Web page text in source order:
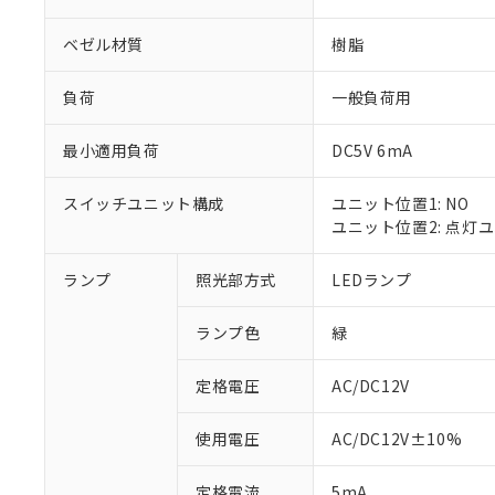
ベゼル材質 樹脂
負荷 一般負荷用
最小適用負荷 DC5V 6mA
スイッチユニット構成
ユニット位置1: NO
ユニット位置2: 点灯
ランプ 照光部方式 LEDランプ
ランプ色 緑
定格電圧 AC/DC12V
使用電圧 AC/DC12V±10%
ご利用条件
以下の条件をお読
※1 対応状況
対応予定：EU
対応予定なし：
調査・確認中：
非該当品：ライセ
※1 中国